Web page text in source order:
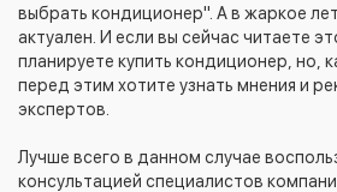
выбрать кондиционер". А в жаркое
актуален. И если вы сейчас читаете
планируете купить кондиционер, но,
перед этим хотите узнать мнения и
экспертов.
Лучше всего в данном случае
консультацией специалистов